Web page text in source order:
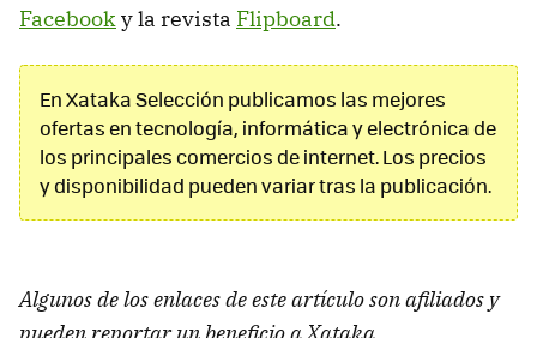
Facebooky la revista Flipboard.
En Xataka Selección publicamos las mejores
ofertas en tecnología, informática y electrónica de
los principales comercios de internet. Los precios
y disponibilidad pueden variar tras la publicación.
Algunos de los enlaces de este artículo son afiliados y
pueden reportar un beneficio a Xataka